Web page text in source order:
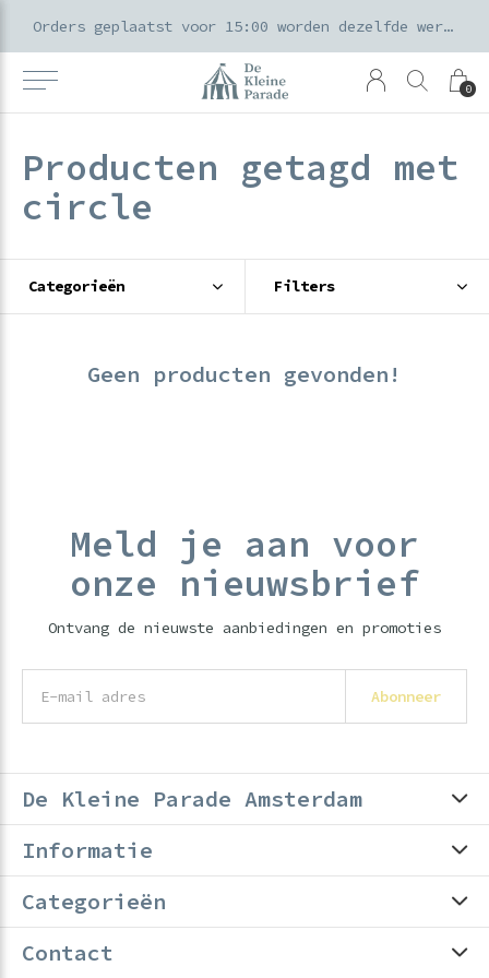
0
Orders geplaatst voor 15:00 worden dezelfde werkdag verzonden
Producten getagd met
circle
Categorieën Filters
Geen producten gevonden!
Meld je aan voor
onze nieuwsbrief
Ontvang de nieuwste aanbiedingen en promoties
Abonneer
De Kleine Parade Amsterdam
Informatie
Categorieën
Contact